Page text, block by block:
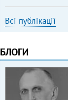
Всі публікації
БЛОГИ